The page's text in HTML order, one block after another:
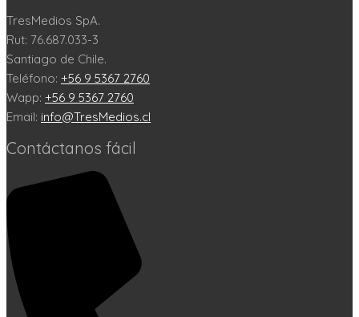
TresMedios SpA.
Rut: 76.687.033-3
Santiago de Chile.
Teléfono: +56 9 5367 2760
Wapp: +56 9 5367 2760
Email: info@TresMedios.cl
Contáctanos fácil